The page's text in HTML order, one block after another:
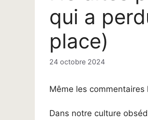
qui a
place)
24 octobre 2024
Même les
Dans notre culture